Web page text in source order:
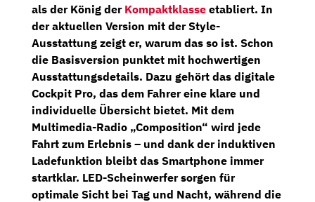
als der König der Kompaktklasse etabliert. In
der aktuellen Version mit der Style-
Ausstattung zeigt er, warum das so ist. Schon
die Basisversion punktet mit hochwertigen
Ausstattungsdetails. Dazu gehört das digitale
Cockpit Pro, das dem Fahrer eine klare und
individuelle Übersicht bietet. Mit dem
Multimedia-Radio „Composition“ wird jede
Fahrt zum Erlebnis – und dank der induktiven
Ladefunktion bleibt das Smartphone immer
startklar. LED-Scheinwerfer sorgen für
optimale Sicht bei Tag und Nacht, während die